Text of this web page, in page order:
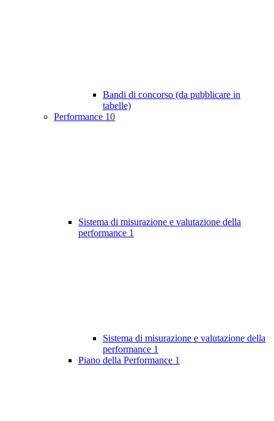
Bandi di concorso (da pubblicare in
tabelle)
Performance 10
Sistema di misurazione e valutazione della
performance 1
Sistema di misurazione e valutazione della
performance 1
Piano della Performance 1